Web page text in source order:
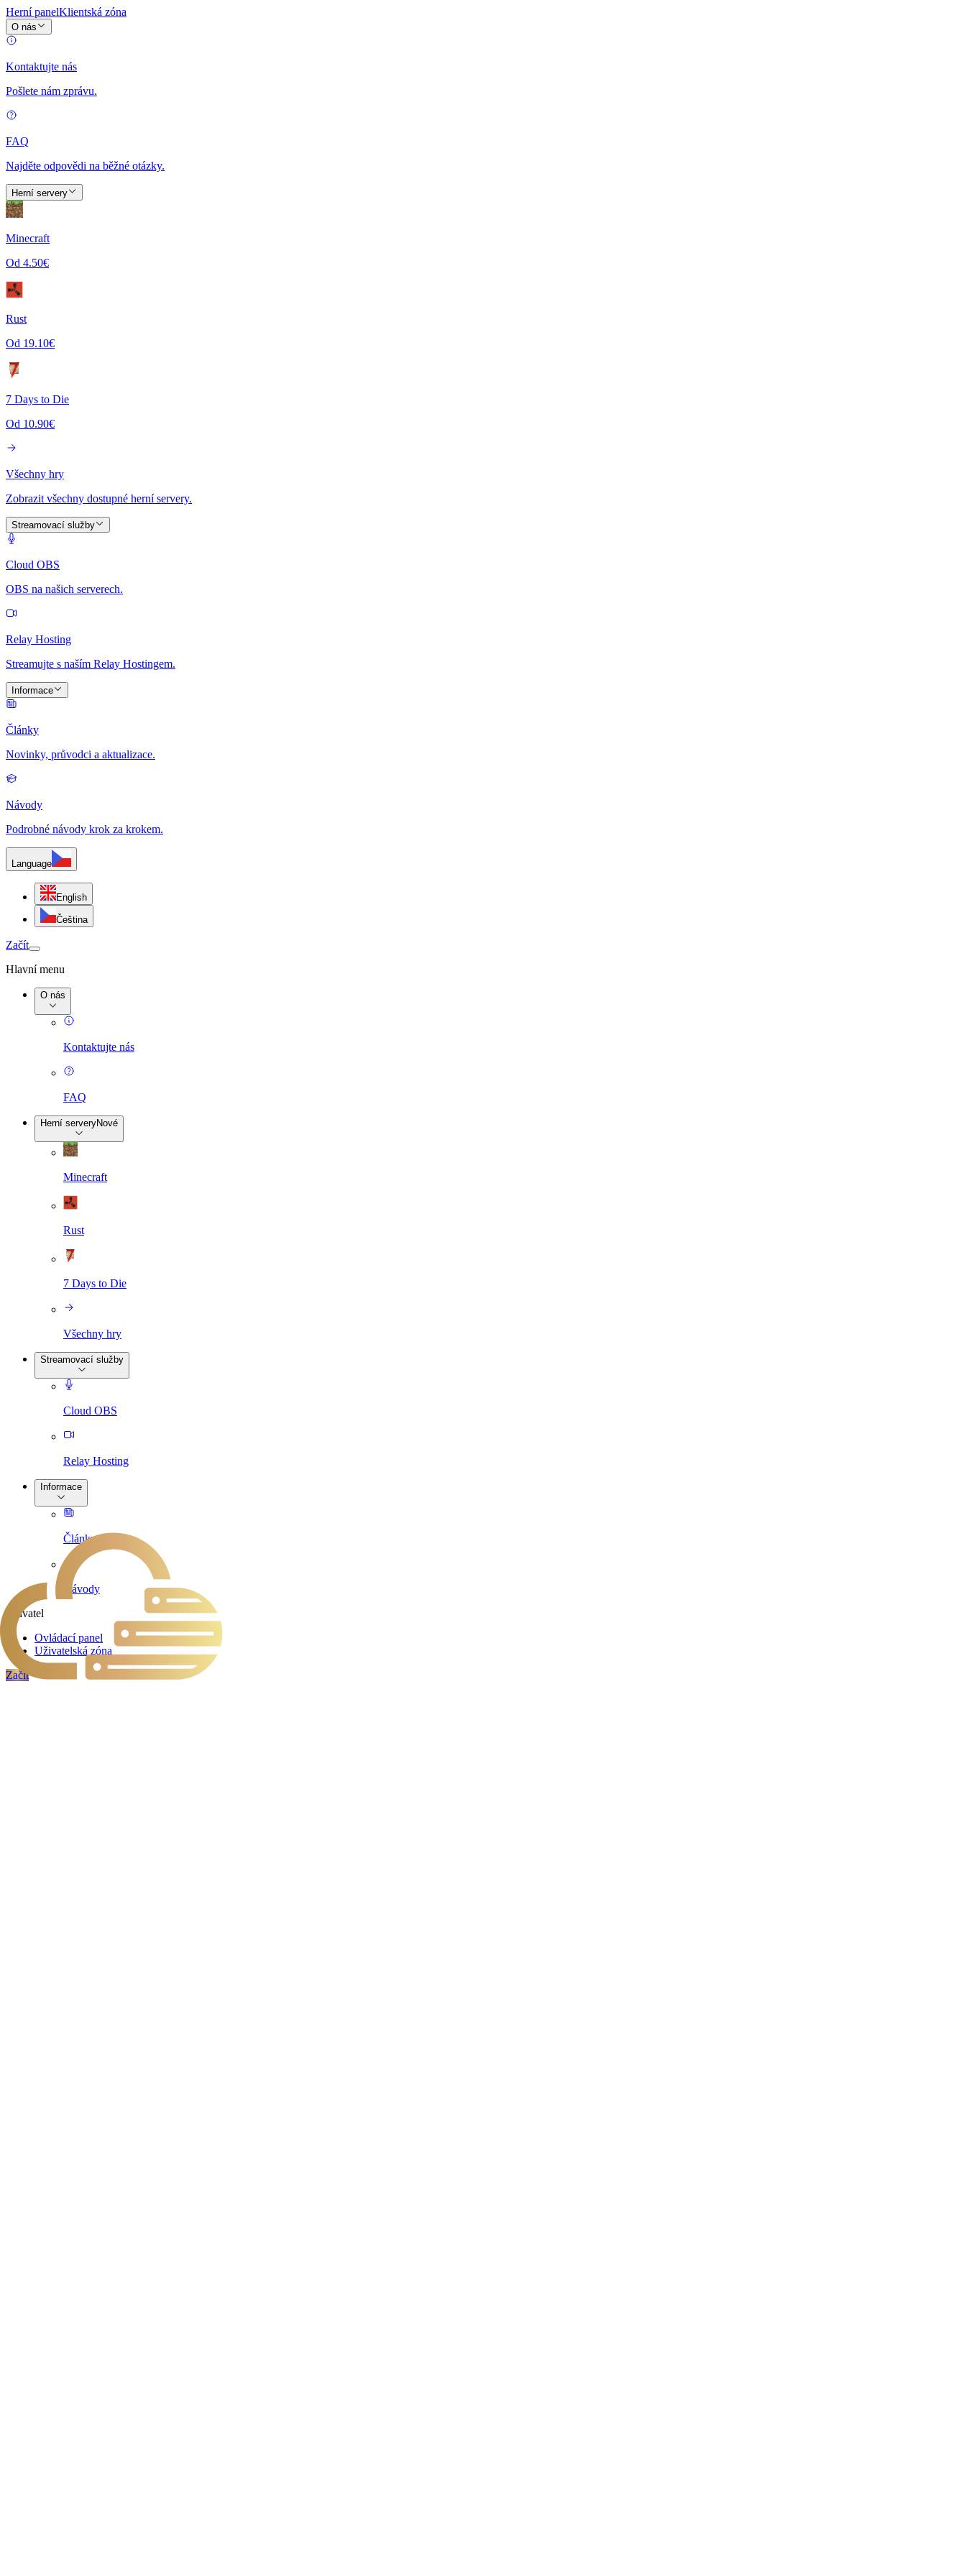
Herní panelKlientská zóna
O nás
Kontaktujte nás
Pošlete nám zprávu.
FAQ
Najděte odpovědi na běžné otázky.
Herní servery
Minecraft
Od 4.50€
Rust
Od 19.10€
7 Days to Die
Od 10.90€
Všechny hry
Zobrazit všechny dostupné herní servery.
Streamovací služby
Cloud OBS
OBS na našich serverech.
Relay Hosting
Streamujte s naším Relay Hostingem.
Informace
Články
Novinky, průvodci a aktualizace.
Návody
Podrobné návody krok za krokem.
Language
English
Čeština
Začít
Hlavní menu
O nás
Kontaktujte nás
FAQ
Herní serveryNové
Minecraft
Rust
7 Days to Die
Všechny hry
Streamovací služby
Cloud OBS
Relay Hosting
Informace
Články
Návody
Uživatel
Ovládací panel
Uživatelská zóna
Začít